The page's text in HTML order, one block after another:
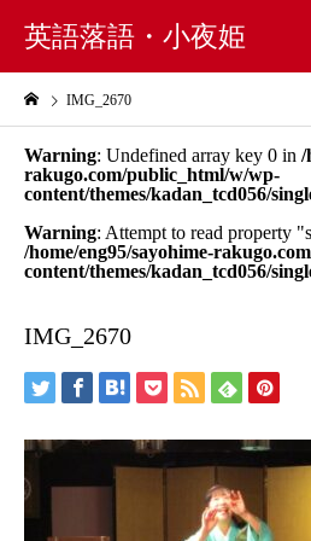
英語落語・小夜姫
IMG_2670
Warning: Undefined array key 0 in /
rakugo.com/public_html/w/wp-
content/themes/kadan_tcd056/
Warning: Attempt to read property
/home/eng95/sayohime-
content/themes/kadan_tcd056/
IMG_2670